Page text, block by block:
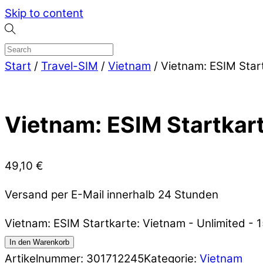
Skip to content
Start / Travel-SIM / Vietnam / Vietnam: ESIM
Vietnam: ESIM
49,10 €
Versand per E-Mail innerhalb 24 Stunden
Vietnam: ESIM Startkarte: Vietnam - Unlimited -
In den Warenkorb
Artikelnummer: 301712245Kategorie: Vietnam